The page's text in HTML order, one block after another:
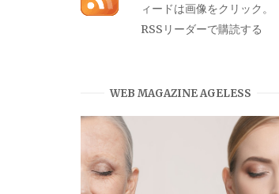
ィードは画像をクリック。
RSSリーダーで購読する
WEB MAGAZINE AGELESS